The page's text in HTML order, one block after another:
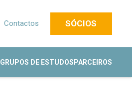
Contactos SÓCIOS
GRUPOS DE ESTUDOS PARCEIROS